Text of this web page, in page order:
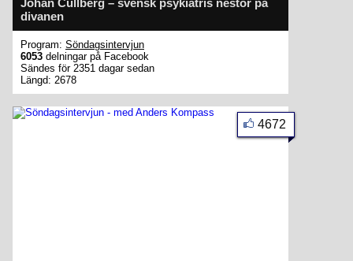
Johan Cullberg – svensk psykiatris nestor på
divanen
Program: Söndagsintervjun
6053 delningar på Facebook
Sändes för 2351 dagar sedan
Längd: 2678
4672